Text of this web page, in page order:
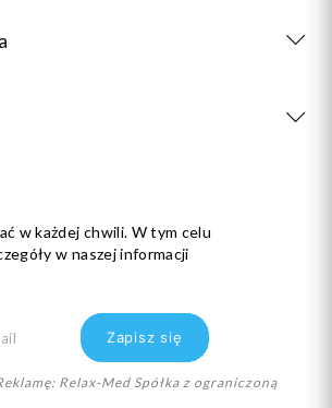
w każdej chwili. W tym celu
w naszej informacji
Relax-Med Spółka z ograniczoną